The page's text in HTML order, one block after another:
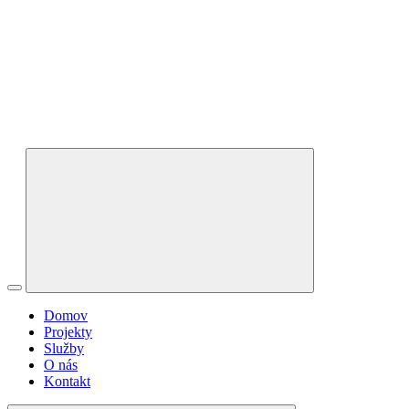
Domov
Projekty
Služby
O nás
Kontakt